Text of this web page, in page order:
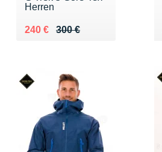
Herren
300 €
Au lieu de 300 €
240 €
Vendu 240 €